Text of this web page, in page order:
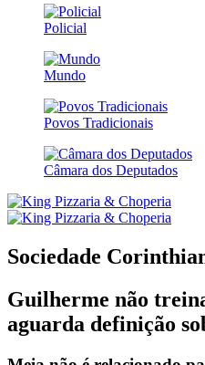
Policial
Mundo
Povos Tradicionais
Câmara dos Deputados
Sociedade
Guilherme não
aguarda definição